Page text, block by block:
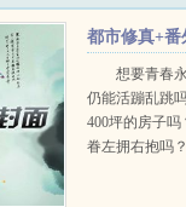
都市修真+番
想要青春
仍能活蹦乱跳
400坪的房子
眷左拥右抱吗